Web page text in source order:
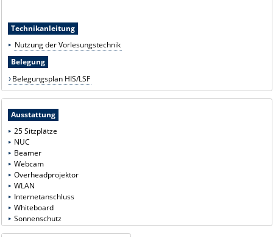
Technikanleitung
Nutzung der Vorlesungstechnik
Belegung
Belegungsplan HIS/LSF
Ausstattung
25 Sitzplätze
NUC
Beamer
Webcam
Overheadprojektor
WLAN
Internetanschluss
Whiteboard
Sonnenschutz